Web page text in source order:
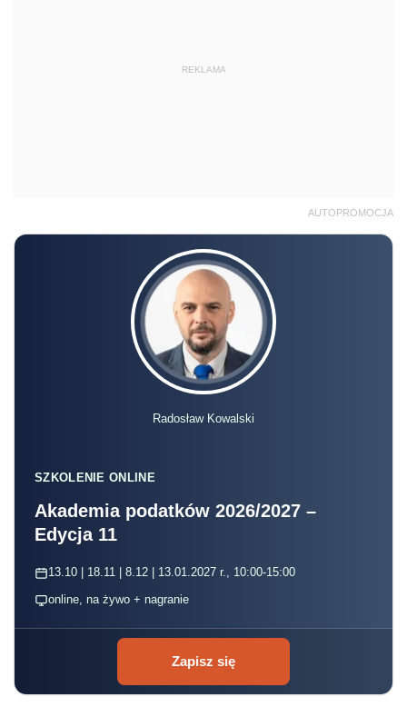
REKLAMA
AUTOPROMOCJA
Radosław Kowalski
SZKOLENIE ONLINE
Akademia podatków 2026/2027 –
Edycja 11
13.10 | 18.11 | 8.12 | 13.01.2027 r., 10:00-15:00
online, na żywo + nagranie
Zapisz się